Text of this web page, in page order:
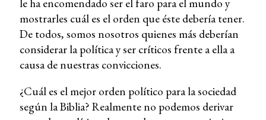
le ha encomendado ser el faro para el mundo y
mostrarles cuál es el orden que éste debería tener.
De todos, somos nosotros quienes más deberían
considerar la política y ser críticos frente a ella a
causa de nuestras convicciones.
¿Cuál es el mejor orden político para la sociedad
según la Biblia? Realmente no podemos derivar